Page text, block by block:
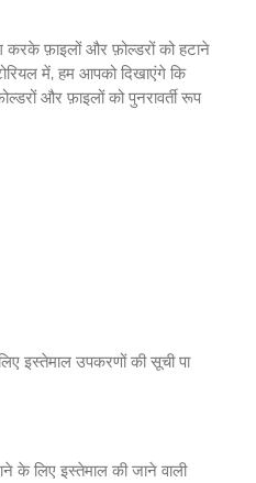
फ़ाइलों और फ़ोल्डरों को हटाने
में, हम आपको दिखाएंगे कि
और फ़ाइलों को पुनरावर्ती रूप
इस्तेमाल उपकरणों की सूची पा
के लिए इस्तेमाल की जाने वाली